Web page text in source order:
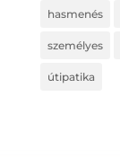
hasmenés
személyes
útipatika